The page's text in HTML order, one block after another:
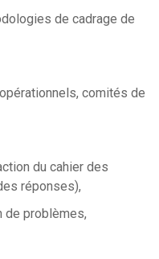
de cadrage de
comités de
du cahier des
réponses),
de problèmes,